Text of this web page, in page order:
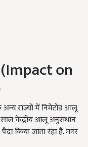
on
राज्यों में निमेटोड आलू
साल केंद्रीय आलू अनुसंधान
किया जाता रहा है. मगर